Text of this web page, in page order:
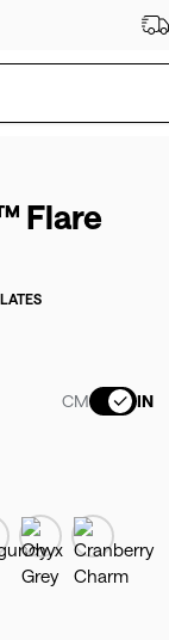
Flare
CM IN